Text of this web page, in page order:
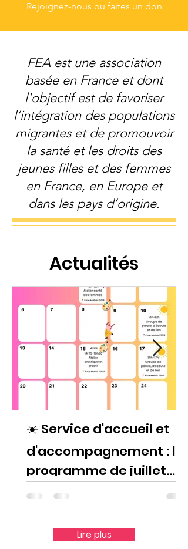
Rejoignez-nous ou faites un don
FEA est une association
basée en France et dont
l'objectif est de favoriser
l’intégration des populations
migrantes et de promouvoir
la santé et les droits des
jeunes filles et des femmes
en France, en Europe et
dans les pays d’origine.
Actualités
☀️ Service d'accueil et
d'accompagnement : le
programme de juillet
2026 !
Lire plus